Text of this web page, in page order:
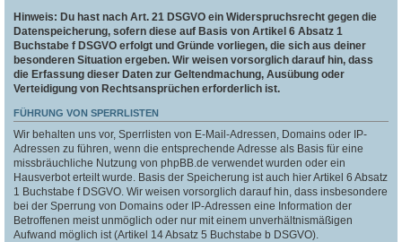
Hinweis: Du hast nach Art. 21 DSGVO ein Widerspruchsrecht gegen die
Datenspeicherung, sofern diese auf Basis von Artikel 6 Absatz 1
Buchstabe f DSGVO erfolgt und Gründe vorliegen, die sich aus deiner
besonderen Situation ergeben. Wir weisen vorsorglich darauf hin, dass
die Erfassung dieser Daten zur Geltendmachung, Ausübung oder
Verteidigung von Rechtsansprüchen erforderlich ist.
FÜHRUNG VON SPERRLISTEN
Wir behalten uns vor, Sperrlisten von E-Mail-Adressen, Domains oder IP-
Adressen zu führen, wenn die entsprechende Adresse als Basis für eine
missbräuchliche Nutzung von phpBB.de verwendet wurden oder ein
Hausverbot erteilt wurde. Basis der Speicherung ist auch hier Artikel 6 Absatz
1 Buchstabe f DSGVO. Wir weisen vorsorglich darauf hin, dass insbesondere
bei der Sperrung von Domains oder IP-Adressen eine Information der
Betroffenen meist unmöglich oder nur mit einem unverhältnismäßigen
Aufwand möglich ist (Artikel 14 Absatz 5 Buchstabe b DSGVO).